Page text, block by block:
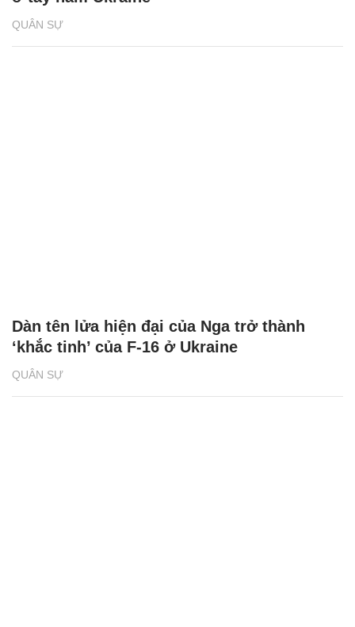
QUÂN SỰ
QUÂN SỰ
Dàn tên lửa hiện đại của Nga trở thành
‘khắc tinh’ của F-16 ở Ukraine